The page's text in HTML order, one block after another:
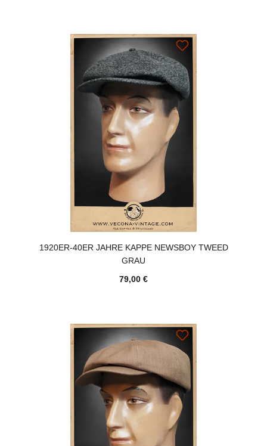
1920ER-40ER JAHRE KAPPE NEWSBOY TWEED
GRAU
79,00 €